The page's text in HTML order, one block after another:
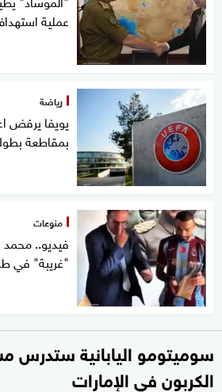
عملية
رياضة
يويفا يرفض
بمقاطعة
منوعات
فيديو..
"غريبة" في
سوميتومو اليابانية ستدرس
الكربون في الإمارات